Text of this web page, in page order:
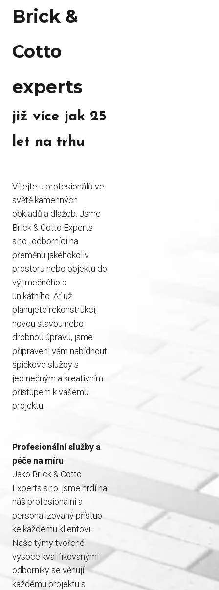
Brick &
Cotto
experts
již více jak 25
let na trhu
Vítejte u profesionálů ve
světě kamenných
obkladů a dlažeb. Jsme
Brick & Cotto Experts
s.r.o., odborníci na
přeměnu jakéhokoliv
prostoru nebo objektu do
výjimečného a
unikátního. Ať už
plánujete rekonstrukci,
novou stavbu nebo
drobnou úpravu, jsme
připraveni vám nabídnout
špičkové služby s
jedinečným a kreativním
přístupem k vašemu
projektu.
Profesionální služby a
péče na míru
Jako Brick & Cotto
Experts s.r.o. jsme hrdí na
náš profesionální a
personalizovaný přístup
ke každému klientovi.
Naše týmy tvořené
vysoce kvalifikovanými
odborníky se věnují
každému projektu s